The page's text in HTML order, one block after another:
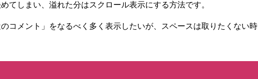
てしまい、溢れた分はスクロール表示にする方法です。
のコメント」をなるべく多く表示したいが、スペースは取りたくない時